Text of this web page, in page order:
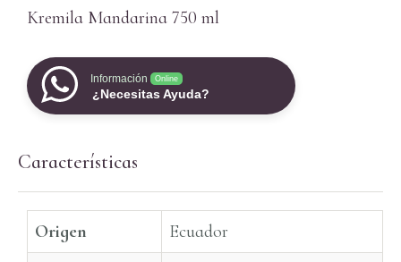
Kremila Mandarina 750 ml
Información Online
¿Necesitas Ayuda?
Características
Origen
Ecuador